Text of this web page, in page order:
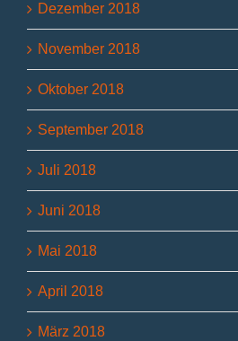
Dezember 2018
November 2018
Oktober 2018
September 2018
Juli 2018
Juni 2018
Mai 2018
April 2018
März 2018